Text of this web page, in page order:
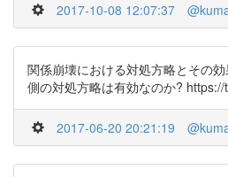
2017-10-08 12:07:37
関係崩壊における対処方略とその
側の対処方略は有効なのか?
2017-06-20 20:21:19